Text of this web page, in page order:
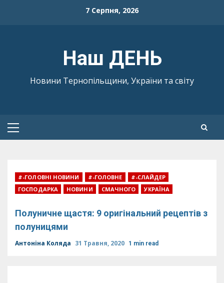
7 Серпня, 2026
Наш ДЕНЬ
Новини Тернопільщини, України та світу
Primary
#-ГОЛОВНІ НОВИНИ #-ГОЛОВНЕ
#-СЛАЙДЕР
ГОСПОДАРКА
НОВИНИ СМАЧНОГО УКРАЇНА
Полуничне щастя: 9 оригінальний рецептів з
полуницями
Антоніна Коляда 31 Травня, 2020 1 min read